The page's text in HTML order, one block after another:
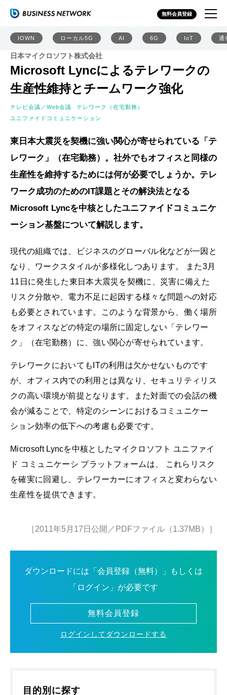
無料会員登録
IOWN ローカル5G AI 6G IoT 通
日本マイクロソフト株式会社
Microsoft Lyncによるテレワークの
生産性維持とチームワーク強化
テレビ会議／Web会議
テレワーク（在宅勤務）
ユニファイドコミュニケーション
東日本大震災を契機に強い関心が寄せられている「テ
レワーク」（在宅勤務）。社外でもオフィスと同様の
生産性を維持するためには何が必要でしょうか。テレ
ワーク成功のためのIT課題とその解決法となる
Microsoft Lyncを中核としたユニファイドコミュニケ
ーション基盤について解説します。
現代の組織では、ビジネスのグローバル化などが一因と
なり、ワークスタイルが多様化しつあります。 また3月
11日に発生した東日本大震災を契機に、災害に備えた
リスク分散や、電力不足に起因する様々な問題への対応
も必要とされています。このような背景から、働く場所
をオフィスなどの特定の場所に固定しない「テレワー
ク」（在宅勤務）に、強い関心が寄せられています。
テレワークにおいてもITの利用は欠かせないものです
が、オフィス内での利用とは異なり、セキュリティリス
クの高い環境が前提となります。また対面での会話の機
会が減ることで、特定のシーンにおけるコミュニケー
ション効率の低下への考慮も必要です。
Microsoft Lyncを中核としたマイクロソフト ユニファイ
ド コミュニケーシ プラットフォームは、 これらリスク
を確実に回避し、テレワーカーにオフィスと変わらない
生産性を提供できます。
［2011年5月17日公開／PDFファイル（1.37MB）］
ダウンロードには「会員登録（無料）」もしくは
「ログイン」が必要です
無料会員登録
ログインしてダウンロードする
目的別に探す